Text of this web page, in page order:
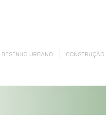
DESENHO URBANO CONSTRUÇÃO